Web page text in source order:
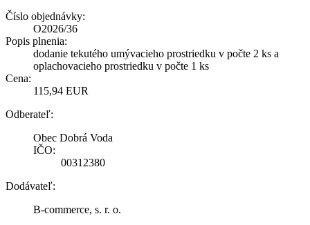
Číslo objednávky:
O2026/36
Popis plnenia:
dodanie tekutého umývacieho prostriedku v počte 2 ks a
oplachovacieho prostriedku v počte 1 ks
Cena:
115,94 EUR
Odberateľ:
Obec Dobrá Voda
IČO:
00312380
Dodávateľ:
B-commerce, s. r. o.